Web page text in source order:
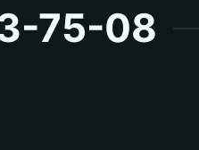
75-08